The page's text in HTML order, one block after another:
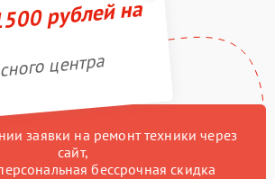
рублей на
центра
заявки на ремонт техники через
сайт,
бессрочная скидка